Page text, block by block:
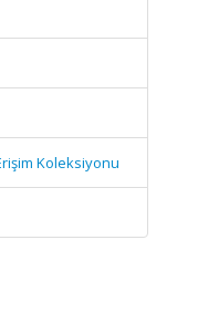
Koleksiyonu